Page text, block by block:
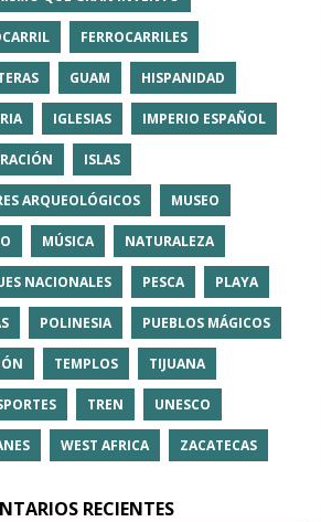
FERROCARRILES
GUAM HISPANIDAD
IGLESIAS IMPERIO ESPAÑOL
ISLAS
ARQUEOLÓGICOS MUSEO
MÚSICA NATURALEZA
NACIONALES PESCA PLAYA
POLINESIA PUEBLOS MÁGICOS
TEMPLOS TIJUANA
TREN UNESCO
WEST AFRICA ZACATECAS
RECIENTES